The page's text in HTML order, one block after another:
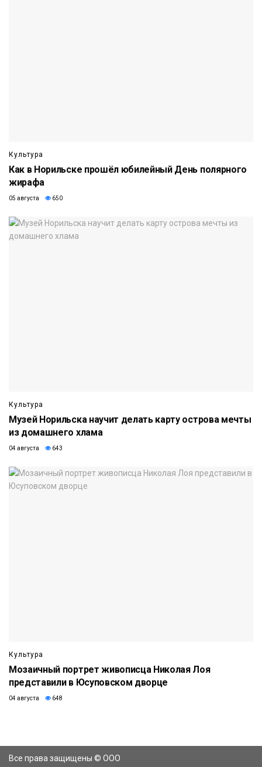
Культура
Как в Норильске прошёл юбилейный День полярного
жирафа
05 августа 650
Культура
Музей Норильска научит делать карту острова мечты
из домашнего хлама
04 августа 643
Культура
Мозаичный портрет живописца Николая Лоя
представили в Юсуповском дворце
04 августа 648
Все права защищены © ООО